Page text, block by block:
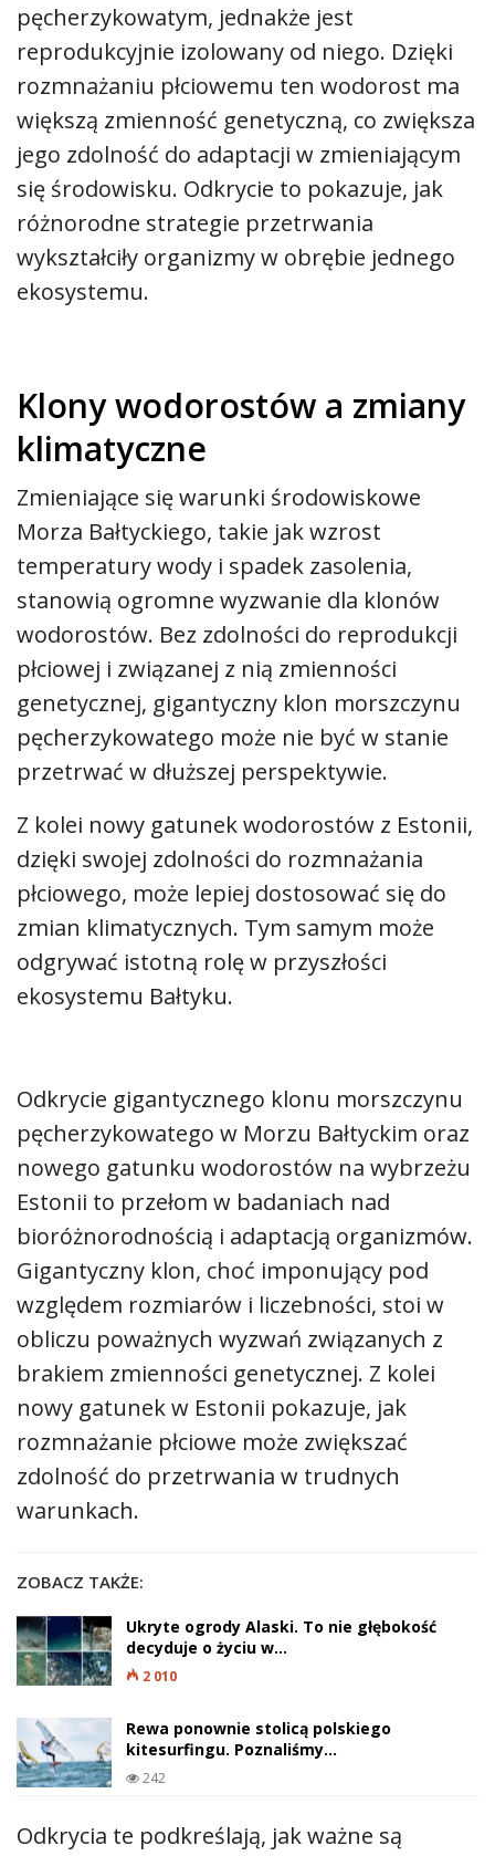
pęcherzykowatym, jednakże jest
reprodukcyjnie izolowany od niego. Dzięki
rozmnażaniu płciowemu ten wodorost ma
większą zmienność genetyczną, co zwiększa
jego zdolność do adaptacji w zmieniającym
się środowisku. Odkrycie to pokazuje, jak
różnorodne strategie przetrwania
wykształciły organizmy w obrębie jednego
ekosystemu.
Klony wodorostów a zmiany
klimatyczne
Zmieniające się warunki środowiskowe
Morza Bałtyckiego, takie jak wzrost
temperatury wody i spadek zasolenia,
stanowią ogromne wyzwanie dla klonów
wodorostów. Bez zdolności do reprodukcji
płciowej i związanej z nią zmienności
genetycznej, gigantyczny klon morszczynu
pęcherzykowatego może nie być w stanie
przetrwać w dłuższej perspektywie.
Z kolei nowy gatunek wodorostów z Estonii,
dzięki swojej zdolności do rozmnażania
płciowego, może lepiej dostosować się do
zmian klimatycznych. Tym samym może
odgrywać istotną rolę w przyszłości
ekosystemu Bałtyku.
Odkrycie gigantycznego klonu morszczynu
pęcherzykowatego w Morzu Bałtyckim oraz
nowego gatunku wodorostów na wybrzeżu
Estonii to przełom w badaniach nad
bioróżnorodnością i adaptacją organizmów.
Gigantyczny klon, choć imponujący pod
względem rozmiarów i liczebności, stoi w
obliczu poważnych wyzwań związanych z
brakiem zmienności genetycznej. Z kolei
nowy gatunek w Estonii pokazuje, jak
rozmnażanie płciowe może zwiększać
zdolność do przetrwania w trudnych
warunkach.
ZOBACZ TAKŻE:
Ukryte ogrody Alaski. To nie głębokość
decyduje o życiu w…
2 010
Rewa ponownie stolicą polskiego
kitesurfingu. Poznaliśmy…
242
Odkrycia te podkreślają, jak ważne są